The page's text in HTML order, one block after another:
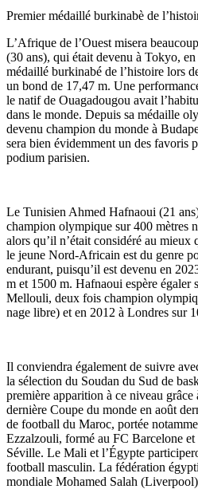
Premier médaillé burkinabè de
L’Afrique de l’Ouest misera
(30 ans), qui était devenu à Tokyo,
médaillé burkinabé de l’histoire lors
un bond de 17,47 m. Une
le natif de Ouagadougou avait
dans le monde. Depuis sa médaille
devenu champion du monde à
sera bien évidemment un des favoris
podium parisien.
Le Tunisien Ahmed Hafnaoui (21
champion olympique sur 400 mètres
alors qu’il n’était considéré au
le jeune Nord-Africain est du genre
endurant, puisqu’il est devenu en
m et 1500 m. Hafnaoui espère égaler
Mellouli, deux fois champion
nage libre) et en 2012 à Londres sur
Il conviendra également de suivre
la sélection du Soudan du Sud de
première apparition à ce niveau
dernière Coupe du monde en août
de football du Maroc, portée
Ezzalzouli, formé au FC Barcelone
Séville. Le Mali et l’Égypte
football masculin. La fédération
mondiale Mohamed Salah